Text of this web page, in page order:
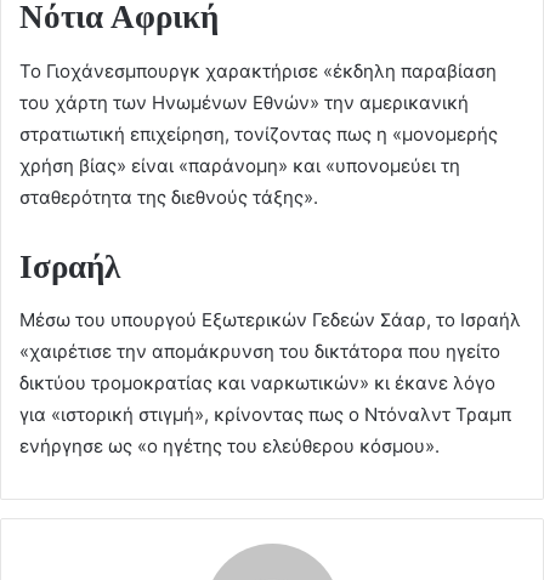
Νότια Αφρική
Το Γιοχάνεσμπουργκ χαρακτήρισε «έκδηλη παραβίαση
του χάρτη των Ηνωμένων Εθνών» την αμερικανική
στρατιωτική επιχείρηση, τονίζοντας πως η «μονομερής
χρήση βίας» είναι «παράνομη» και «υπονομεύει τη
σταθερότητα της διεθνούς τάξης».
Ισραήλ
Μέσω του υπουργού Εξωτερικών Γεδεών Σάαρ, το Ισραήλ
«χαιρέτισε την απομάκρυνση του δικτάτορα που ηγείτο
δικτύου τρομοκρατίας και ναρκωτικών» κι έκανε λόγο
για «ιστορική στιγμή», κρίνοντας πως ο Ντόναλντ Τραμπ
ενήργησε ως «ο ηγέτης του ελεύθερου κόσμου».